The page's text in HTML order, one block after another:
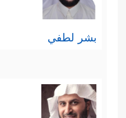
بشر لطفي